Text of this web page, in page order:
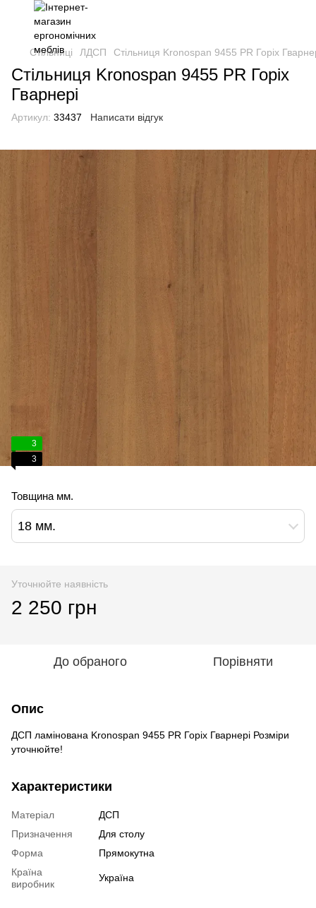
Стільниці ЛДСП Стільниця Kronospan 9455 PR Горіх
Стільниця Kronospan 9455 PR Горіх
Гварнері
Артикул: 33437 Написати відгук
3
3
Товщина мм.
18 мм.
Уточнюйте наявність
2 250 грн
До обраного Порівняти
Опис
ДСП ламінована Kronospan 9455 PR Горіх Гварнері Розміри
уточнюйте!
Характеристики
Матеріал
ДСП
Призначення
Для столу
Форма
Прямокутна
Країна
виробник
Україна